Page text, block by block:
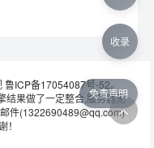
鲁ICP备17054087号-52。
结果做了一定整合,服务器无
件(1322690489@qq.com)
！
免责声明
收录